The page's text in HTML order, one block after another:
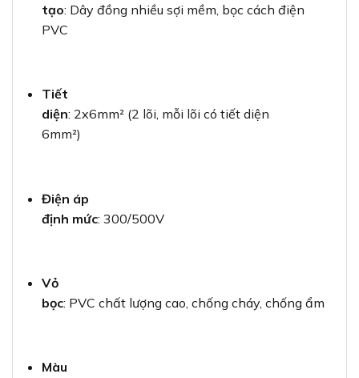
tạo: Dây đồng nhiều sợi mềm, bọc cách điện
PVC
Tiết
diện: 2x6mm² (2 lõi, mỗi lõi có tiết diện
6mm²)
Điện áp
định mức: 300/500V
Vỏ
bọc: PVC chất lượng cao, chống cháy, chống ẩm
Màu